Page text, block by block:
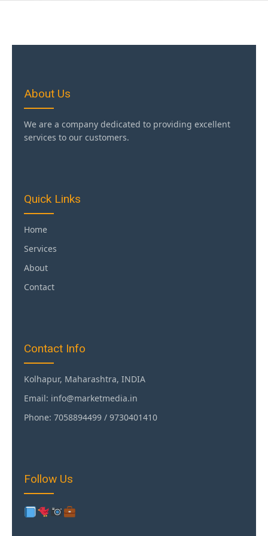
About Us
We are a company dedicated to providing excellent
services to our customers.
Quick Links
Home
Services
About
Contact
Contact Info
Kolhapur, Maharashtra, INDIA
Email: info@marketmedia.in
Phone: 7058894499 / 9730401410
Follow Us